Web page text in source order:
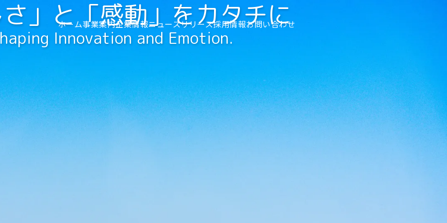
ホーム事業案内企業情報ニュースリリース採用情報お問い合わせ
」と「感動」をカタチに
Innovation and Emotion.